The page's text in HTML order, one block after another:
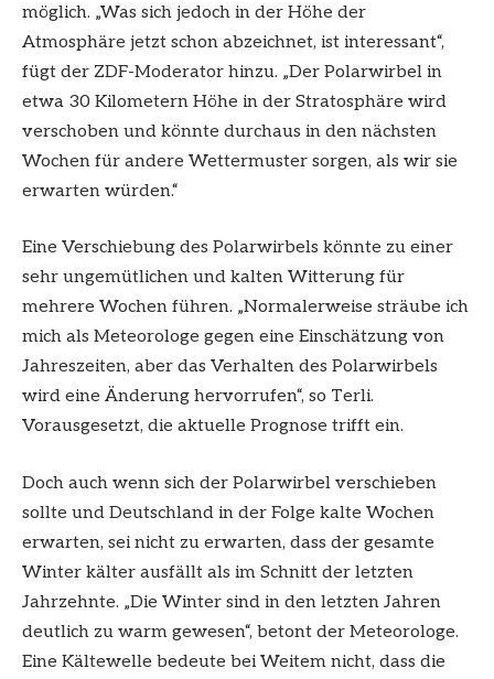
möglich. „Was sich jedoch in der Höhe der
Atmosphäre jetzt schon abzeichnet, ist interessant“,
fügt der ZDF-Moderator hinzu. „Der Polarwirbel in
etwa 30 Kilometern Höhe in der Stratosphäre wird
verschoben und könnte durchaus in den nächsten
Wochen für andere Wettermuster sorgen, als wir sie
erwarten würden.“
Eine Verschiebung des Polarwirbels könnte zu einer
sehr ungemütlichen und kalten Witterung für
mehrere Wochen führen. „Normalerweise sträube ich
mich als Meteorologe gegen eine Einschätzung von
Jahreszeiten, aber das Verhalten des Polarwirbels
wird eine Änderung hervorrufen“, so Terli.
Vorausgesetzt, die aktuelle Prognose trifft ein.
Doch auch wenn sich der Polarwirbel verschieben
sollte und Deutschland in der Folge kalte Wochen
erwarten, sei nicht zu erwarten, dass der gesamte
Winter kälter ausfällt als im Schnitt der letzten
Jahrzehnte. „Die Winter sind in den letzten Jahren
deutlich zu warm gewesen“, betont der Meteorologe.
Eine Kältewelle bedeute bei Weitem nicht, dass die